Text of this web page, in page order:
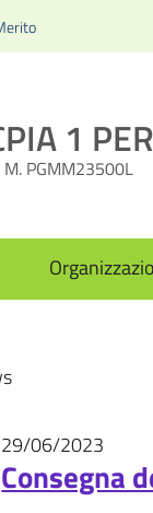
1
M. PGMM23500L
29/06/2023
Consegna